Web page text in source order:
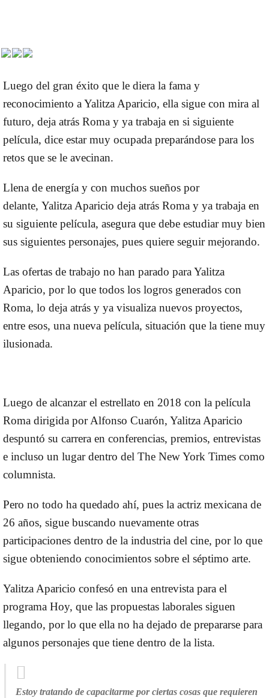
Luego del gran éxito que le diera la fama y
reconocimiento a Yalitza Aparicio, ella sigue con mira al
futuro, deja atrás Roma y ya trabaja en si siguiente
película, dice estar muy ocupada preparándose para los
retos que se le avecinan.
Llena de energía y con muchos sueños por
delante, Yalitza Aparicio deja atrás Roma y ya trabaja en
su siguiente película, asegura que debe estudiar muy bien
sus siguientes personajes, pues quiere seguir mejorando.
Las ofertas de trabajo no han parado para Yalitza
Aparicio, por lo que todos los logros generados con
Roma, lo deja atrás y ya visualiza nuevos proyectos,
entre esos, una nueva película, situación que la tiene muy
ilusionada.
Luego de alcanzar el estrellato en 2018 con la película
Roma dirigida por Alfonso Cuarón, Yalitza Aparicio
despuntó su carrera en conferencias, premios, entrevistas
e incluso un lugar dentro del The New York Times como
columnista.
Pero no todo ha quedado ahí, pues la actriz mexicana de
26 años, sigue buscando nuevamente otras
participaciones dentro de la industria del cine, por lo que
sigue obteniendo conocimientos sobre el séptimo arte.
Yalitza Aparicio confesó en una entrevista para el
programa Hoy, que las propuestas laborales siguen
llegando, por lo que ella no ha dejado de prepararse para
algunos personajes que tiene dentro de la lista.
Estoy tratando de capacitarme por ciertas cosas que requieren